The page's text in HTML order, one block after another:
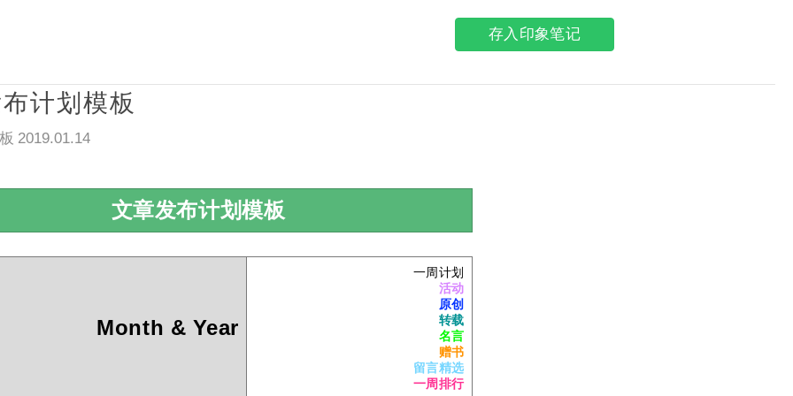
存入印象笔记
计划模板
2019.01.14
文章发布计划模板
Month & Year
一周计划
活动
原创
转载
名言
赠书
留言精选
一周排行